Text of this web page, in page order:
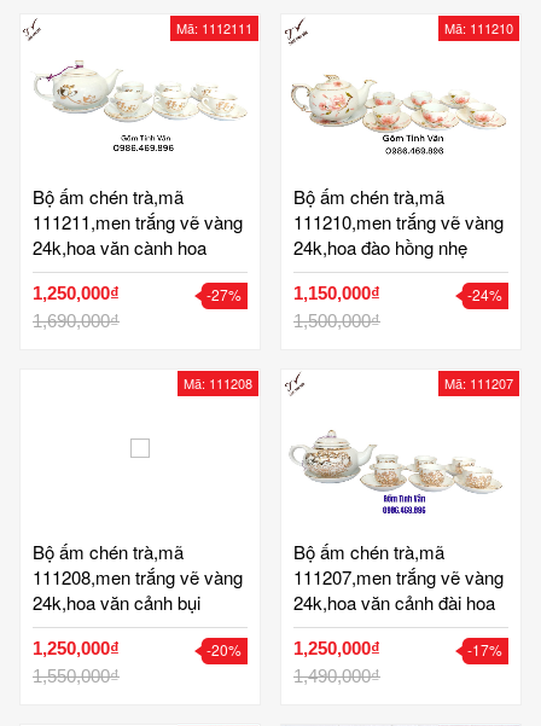
Mã: 1112111
Bộ ấm chén trà,mã
111211,men trắng vẽ vàng
24k,hoa văn cành hoa
sen,đơn giản,sang
trọng,gốm bát tràng,tinh
vân
1,250,000₫
1,690,000₫
-27%
Mã: 111210
Bộ ấm chén trà,mã
111210,men trắng vẽ vàng
24k,hoa đào hồng nhẹ
nhàng,tinh xảo ,dáng ấm
tròn, sang trọng,gốm bát
tràng,tinh vân
1,150,000₫
1,500,000₫
-24%
Mã: 111208
Bộ ấm chén trà,mã
111208,men trắng vẽ vàng
24k,hoa văn cảnh bụi
trúc,dáng đèn thần, sang
trọng,gốm bát tràng,tinh
vân
1,250,000₫
1,550,000₫
-20%
Mã: 111207
Bộ ấm chén trà,mã
111207,men trắng vẽ vàng
24k,hoa văn cảnh đài hoa
sen,gốm bát tràng,tinh vân
1,250,000₫
1,490,000₫
-17%